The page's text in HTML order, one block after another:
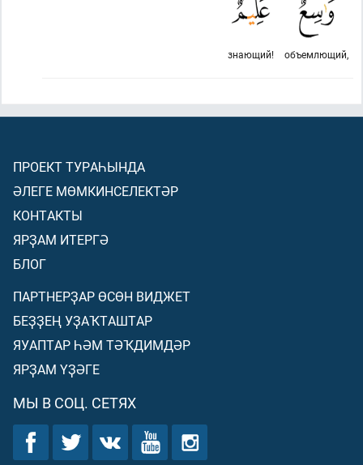
объемлющий,
знающий!
ПРОЕКТ ТУРАҺЫНДА
ӘЛЕГЕ МӨМКИНСЕЛЕКТӘР
КОНТАКТЫ
ЯРҘАМ ИТЕРГӘ
БЛОГ
ПАРТНЕРҘАР ӨСӨН ВИДЖЕТ
БЕҘҘЕҢ УҘАҠТАШТАР
ЯУАПТАР ҺӘМ ТӘҠДИМДӘР
ЯРҘАМ ҮҘӘГЕ
МЫ В СОЦ. СЕТЯХ